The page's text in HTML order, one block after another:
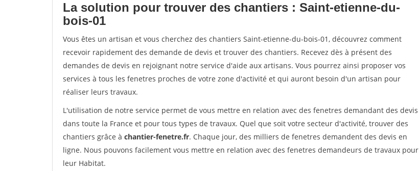
La solution pour trouver des chantiers : Saint-etienne-du-
bois-01
Vous êtes un artisan et vous cherchez des chantiers Saint-etienne-du-bois-01, découvrez comment
recevoir rapidement des demande de devis et trouver des chantiers. Recevez dès à présent des
demandes de devis en rejoignant notre service d'aide aux artisans. Vous pourrez ainsi proposer vos
services à tous les fenetres proches de votre zone d'activité et qui auront besoin d'un artisan pour
réaliser leurs travaux.
L'utilisation de notre service permet de vous mettre en relation avec des fenetres demandant des devis
dans toute la France et pour tous types de travaux. Quel que soit votre secteur d'activité, trouver des
chantiers grâce à chantier-fenetre.fr. Chaque jour, des milliers de fenetres demandent des devis en
ligne. Nous pouvons facilement vous mettre en relation avec des fenetres demandeurs de travaux pour
leur Habitat.